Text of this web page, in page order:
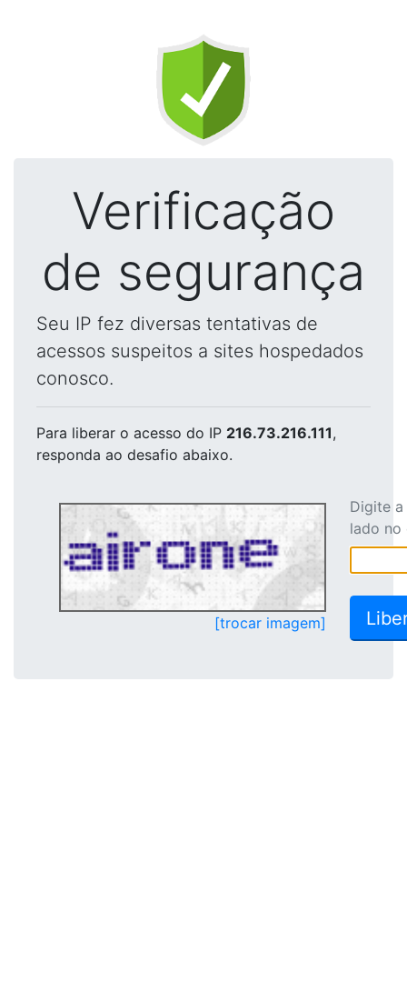
Verificação
de segurança
Seu IP fez diversas tentativas de
acessos suspeitos a sites hospedados
conosco.
Para liberar o acesso do IP 216.73.216.111,
responda ao desafio abaixo.
[trocar imagem]
Digite
lado no